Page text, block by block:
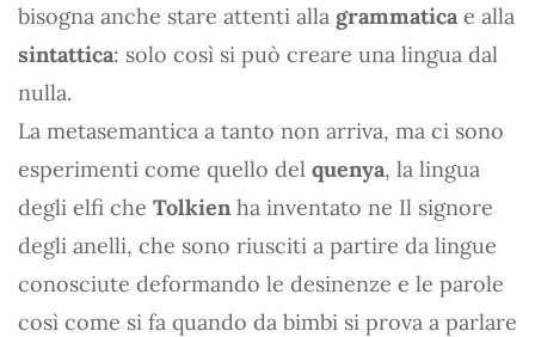
bisogna anche stare attenti alla grammatica e alla
sintattica: solo così si può creare una lingua dal
nulla.
La metasemantica a tanto non arriva, ma ci sono
esperimenti come quello del quenya, la lingua
degli elfi che Tolkien ha inventato ne Il signore
degli anelli, che sono riusciti a partire da lingue
conosciute deformando le desinenze e le parole
così come si fa quando da bimbi si prova a parlare